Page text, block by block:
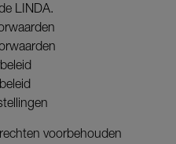
LINDA.
voorbehouden